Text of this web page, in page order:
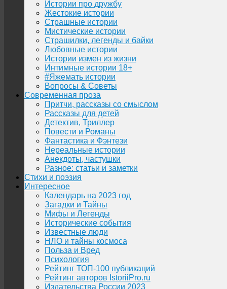
Истории про дружбу
Жестокие истории
Страшные истории
Мистические истории
Страшилки, легенды и байки
Любовные истории
Истории измен из жизни
Интимные истории 18+
#Яжемать истории
Вопросы & Советы
Современная проза
Притчи, рассказы со смыслом
Рассказы для детей
Детектив, Триллер
Повести и Романы
Фантастика и Фэнтези
Нереальные истории
Анекдоты, частушки
Разное: статьи и заметки
Стихи и поэзия
Интересное
Календарь на 2023 год
Загадки и Тайны
Мифы и Легенды
Исторические события
Известные люди
НЛО и тайны космоса
Польза и Вред
Психология
Рейтинг ТОП-100 публикаций
Рейтинг авторов IstoriiPro.ru
Издательства России 2023